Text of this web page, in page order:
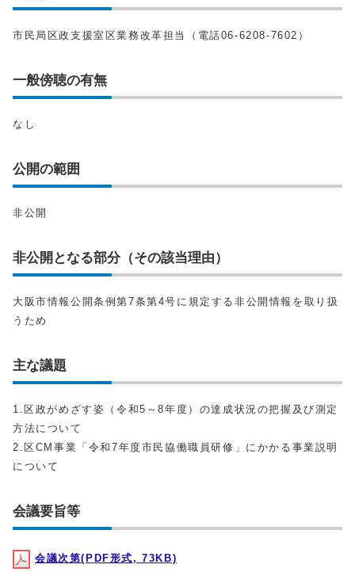
市民局区政支援室区業務改革担当（電話06-6208-7602）
一般傍聴の有無
なし
公開の範囲
非公開
非公開となる部分（その該当理由）
大阪市情報公開条例第7条第4号に規定する非公開情報を取り扱
うため
主な議題
1.区政がめざす姿（令和5～8年度）の達成状況の把握及び測定
方法について
2.区CM事業「令和7年度市民協働職員研修」にかかる事業説明
について
会議要旨等
会議次第(PDF形式, 73KB)